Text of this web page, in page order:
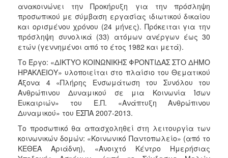
2013
ΔΗΜΟΤΗΣ
ΕΠΙΣΚΕΠΤΗΣ
ΗΡΑΚΛΕΙΟ
ανακοινώνει την Προκήρυξη για την πρόσληψη
προσωπικού με σύμβαση εργασίας ιδιωτικού δικαίου
και ορισμένου χρόνου (24 μήνες). Πρόκειται για την
πρόσληψη συνολικά (33) ατόμων ανέργων έως 30
ετών (γεννημένοι από το έτος 1982 και μετά).
Το Έργο: «ΔΙΚΤΥΟ ΚΟΙΝΩΝΙΚΗΣ ΦΡΟΝΤΙΔΑΣ ΣΤΟ ΔΗΜΟ
ΗΡΑΚΛΕΙΟΥ» υλοποιείται στο πλαίσιο του Θεματικού
Άξονα 4 «Πλήρης Ενσωμάτωση του Συνόλου του
Ανθρώπινου Δυναμικού σε μια Κοινωνία Ίσων
Ευκαιριών» του Ε.Π. «Ανάπτυξη Ανθρώπινου
Δυναμικού» του ΕΣΠΑ 2007-2013.
Το προσωπικό θα απασχοληθεί στη λειτουργία των
κοινωνικών δομών: «Κοινωνικό Παντοπωλείο» (από το
ΚΕΘΕΑ Αριάδνη), «Ανοιχτό Κέντρο Ημερήσιας